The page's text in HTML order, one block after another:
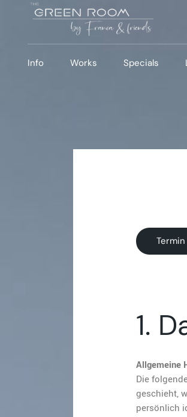
Info Works Specials
1.
Allgemeine
Die
geschieht,
persönlich